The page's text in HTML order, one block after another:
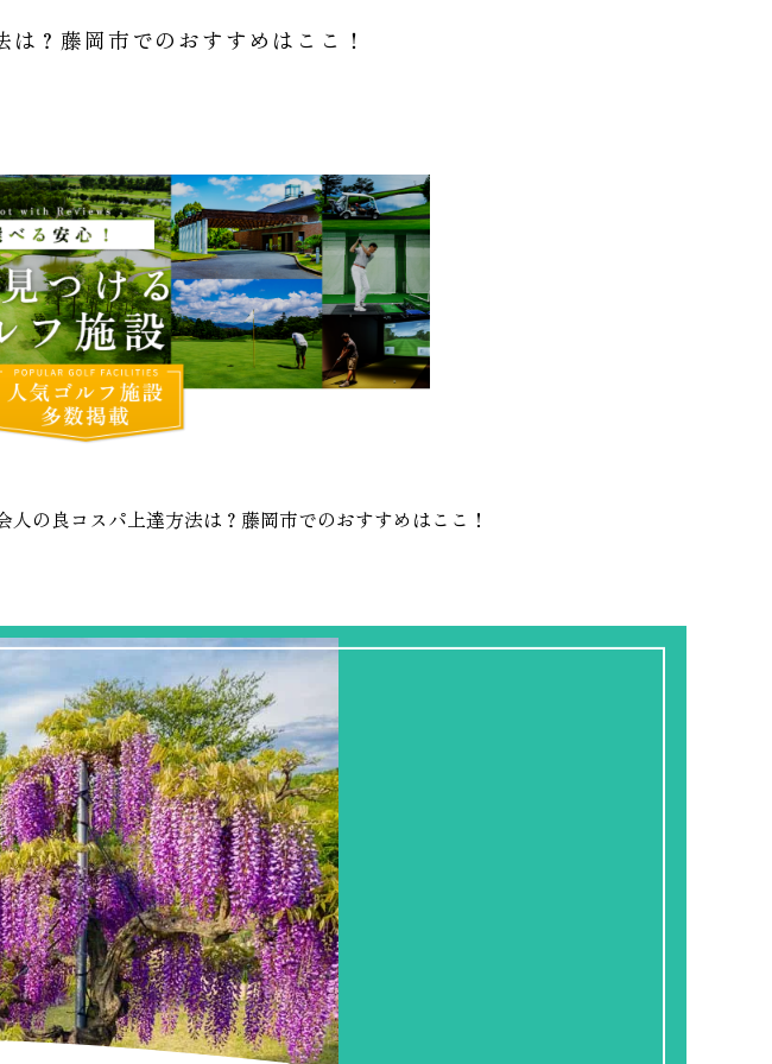
？藤岡市でのおすすめはここ！
の良コスパ上達方法は？藤岡市でのおすすめはここ！